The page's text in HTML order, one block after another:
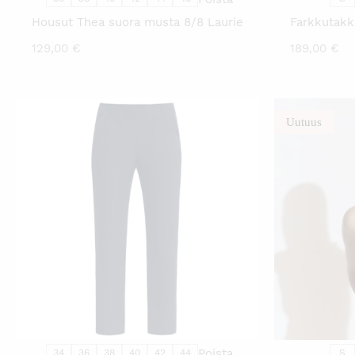
Housut Thea suora musta 8/8 Laurie
129,00 €
189,00 €
TUOTTEEN
SIVULLA.
34 36 38 40 42 44
Uutuus
S